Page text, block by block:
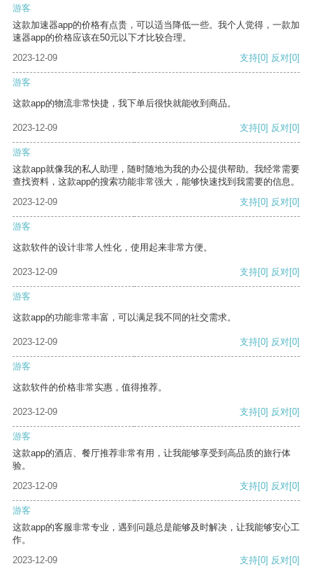
游客
这款加速器app的价格有点贵，可以适当降低一些。我个人觉得，一款加
速器app的价格应该在50元以下才比较合理。
2023-12-09
支持[0] 反对[0]
游客
这款app的物流非常快捷，我下单后很快就能收到商品。
2023-12-09 支持[0] 反对[0]
游客
这款app就像我的私人助理，随时随地为我的办公提供帮助。我经常需要
查找资料，这款app的搜索功能非常强大，能够快速找到我需要的信息。
2023-12-09
支持[0] 反对[0]
游客
这款软件的设计非常人性化，使用起来非常方便。
2023-12-09 支持[0] 反对[0]
游客
这款app的功能非常丰富，可以满足我不同的社交需求。
2023-12-09 支持[0] 反对[0]
游客
这款软件的价格非常实惠，值得推荐。
2023-12-09 支持[0] 反对[0]
游客
这款app的酒店、餐厅推荐非常有用，让我能够享受到高品质的旅行体
验。
2023-12-09
支持[0] 反对[0]
游客
这款app的客服非常专业，遇到问题总是能够及时解决，让我能够安心工
作。
2023-12-09
支持[0] 反对[0]